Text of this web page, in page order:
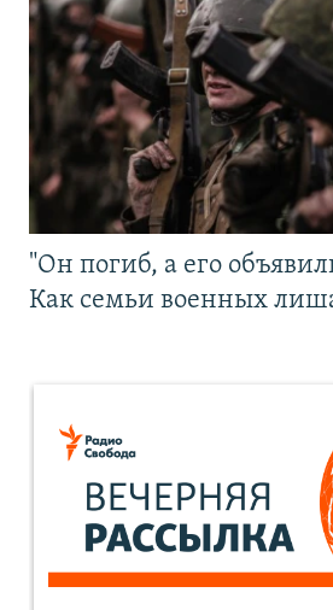
"Он погиб, а его
Как семьи военных